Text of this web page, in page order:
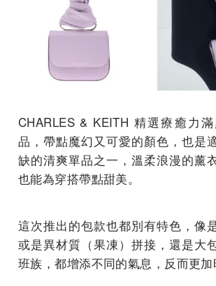
CHARLES & KEITH 精選療癒力
品，帶點魔幻又可愛的顏色，也是
缺的清爽單品之一，溫柔浪漫的薰
也能為穿搭帶點甜美。
這次推出的包款也都別有特色，像
或是異材質（果凍）拼接，還是大
班族，都增添不同的氣息，反而更加